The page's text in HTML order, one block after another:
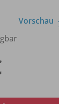
Vorschau